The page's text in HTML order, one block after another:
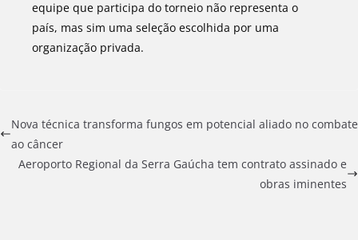
equipe que participa do torneio não representa o
país, mas sim uma seleção escolhida por uma
organização privada.
Nova técnica transforma fungos em potencial aliado no combate
ao câncer
Aeroporto Regional da Serra Gaúcha tem contrato assinado e
obras iminentes